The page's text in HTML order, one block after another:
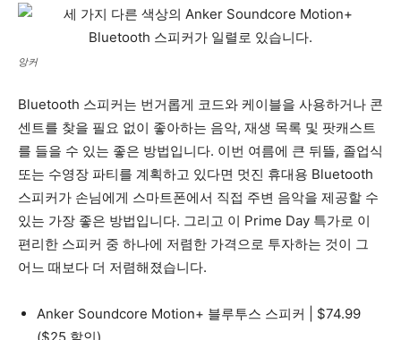
앙커
Bluetooth 스피커는 번거롭게 코드와 케이블을 사용하거나 콘
센트를 찾을 필요 없이 좋아하는 음악, 재생 목록 및 팟캐스트
를 들을 수 있는 좋은 방법입니다. 이번 여름에 큰 뒤뜰, 졸업식
또는 수영장 파티를 계획하고 있다면 멋진 휴대용 Bluetooth
스피커가 손님에게 스마트폰에서 직접 주변 음악을 제공할 수
있는 가장 좋은 방법입니다. 그리고 이 Prime Day 특가로 이
편리한 스피커 중 하나에 저렴한 가격으로 투자하는 것이 그
어느 때보다 더 저렴해졌습니다.
Anker Soundcore Motion+ 블루투스 스피커 | $74.99